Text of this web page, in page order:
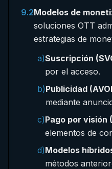
9.2Modelos de
soluciones OTT
estrategias de
a)Suscripción
por el acceso.
b)Publicidad
mediante
c)Pago por visión
elementos de
d)Modelos
métodos